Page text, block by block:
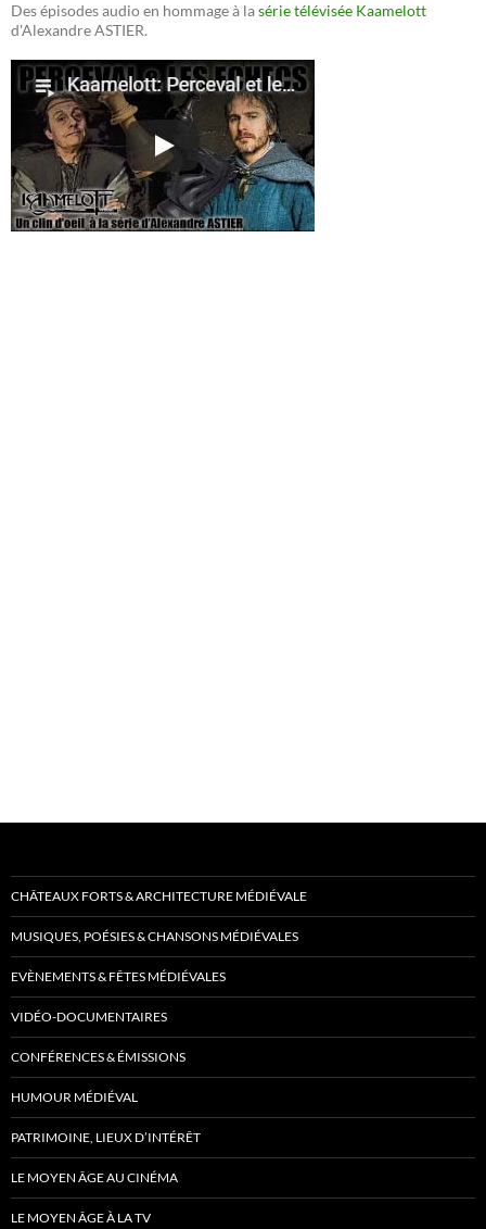
Des épisodes audio en hommage à lasérie télévisée Kaamelott
d'Alexandre ASTIER.
CHÂTEAUX FORTS & ARCHITECTURE MÉDIÉVALE
MUSIQUES, POÉSIES & CHANSONS MÉDIÉVALES
EVÈNEMENTS & FÊTES MÉDIÉVALES
VIDÉO-DOCUMENTAIRES
CONFÉRENCES & ÉMISSIONS
HUMOUR MÉDIÉVAL
PATRIMOINE, LIEUX D’INTÉRÊT
LE MOYEN ÂGE AU CINÉMA
LE MOYEN ÂGE À LA TV